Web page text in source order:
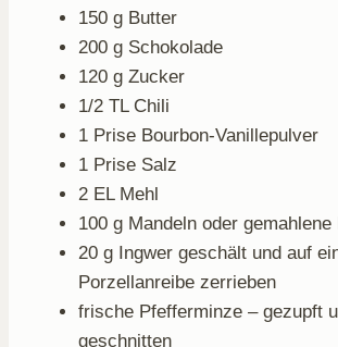
150 g Butter
200 g Schokolade
120 g Zucker
1/2 TL Chili
1 Prise Bourbon-Vanillepulver
1 Prise Salz
2 EL Mehl
100 g Mandeln oder
20 g Ingwer geschält und auf
Porzellanreibe zerrieben
frische Pfefferminze – gezupft
geschnitten